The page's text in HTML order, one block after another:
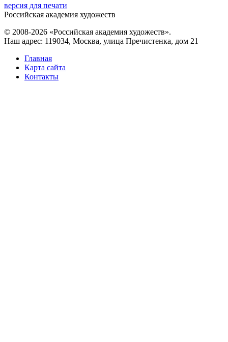
версия для печати
Российская академия художеств
© 2008-2026 «Российская академия художеств».
Наш адрес: 119034, Москва, улица Пречистенка, дом 21
Главная
Карта сайта
Контакты